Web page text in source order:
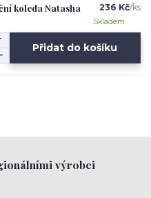
koleda Natasha 236 Kč/ks
Skladem
Přidat do košíku
výrobci